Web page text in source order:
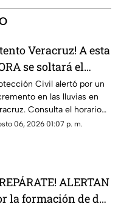
Veracruz! A esta
se soltará el
en Veracruz
jueves 6 de agosto
Civil alertó por un
en las lluvias en
Consulta el horario
para las
06, 2026 01:07 p. m.
ALERTAN
la formación de dos